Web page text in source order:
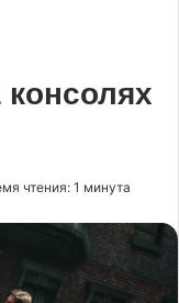
чтения: 1 минута